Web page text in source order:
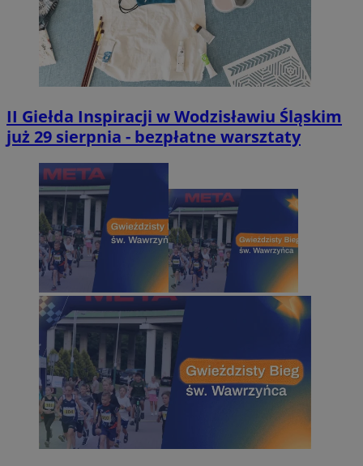
II Giełda Inspiracji w Wodzisławiu Śląskim
już 29 sierpnia - bezpłatne warsztaty